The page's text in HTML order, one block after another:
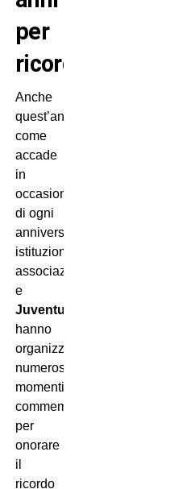
per
ricordare
Anche
quest’anno,
come
accade
in
occasione
di ogni
anniversario,
istituzioni,
associazioni
e
Juventus
hanno
organizzato
numerosi
momenti
commemorativi
per
onorare
il
ricordo